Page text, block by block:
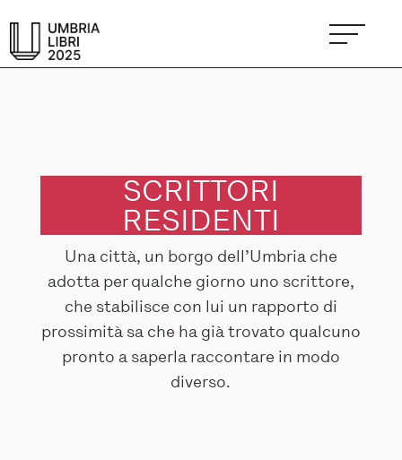
SCRITTORI
RESIDENTI
Una città, un borgo dell’Umbria che
adotta per qualche giorno uno scrittore,
che stabilisce con lui un rapporto di
prossimità sa che ha già trovato qualcuno
pronto a saperla raccontare in modo
diverso.